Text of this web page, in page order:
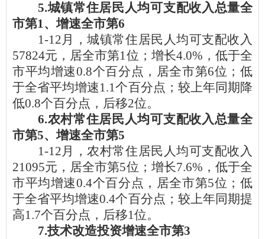
5.城镇常住居民人均可支配收入总量全
市第1、增速全市第6
1-12月
，城镇常住居民人均可支配收入
57824元，居全市第1位；增长4.0%，低于全
市平均增速0.8个百分点，居全市第6位；低
于全省平均增速1.1个百分点；较上年同期降
低0.8个百分点， 后移2位。
6.农村常住居民人均可支配收入总量全
市第5、增速全市第5
1-12月
，农村常住居民人均可支配收入
21095元，居全市第5位；增长7.6%，低于全
市平均增速0.4个百分点，居全市第5位；低
于全省平均增速0.4个百分点；较上年同期提
高1.7个百分点， 后移1位。
7.技术改造投资增速全市第3